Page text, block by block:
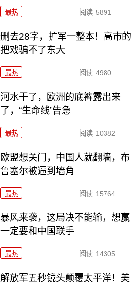
最热 阅读 5891
删去28字，扩军一整本！高市的
把戏骗不了东大
最热 阅读 4980
河水干了，欧洲的底裤露出来
了，“生命线”告急
最热 阅读 10382
欧盟想关门，中国人就翻墙，布
鲁塞尔被逼到墙角
最热 阅读 15764
暴风来袭，这局决不能输，想赢
一定要和中国联手
最热 阅读 14305
解放军五秒镜头颠覆太平洋！美